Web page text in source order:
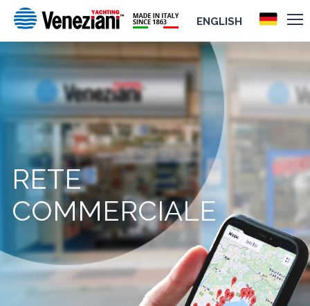
ENGLISH
RETE
COMMERCIALE